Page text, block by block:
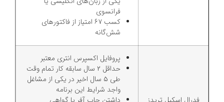
فرانسوی
کسب 67 امتیاز از فاکتورهای
شش‌گانه
پروفایل اکسپرس انتری معتبر
حداقل 2 سال سابقه کار تمام وقت
طی 5 سال اخیر در یکی از مشاغل
واجد شرایط این برنامه